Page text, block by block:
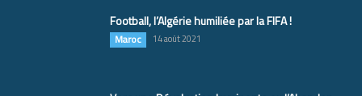
Football, l’Algérie humiliée par la FIFA !
Maroc 14 août 2021